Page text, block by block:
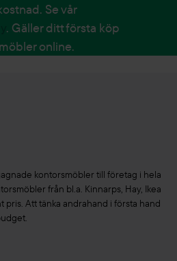
Se vår
. Gäller ditt första köp
online.
kontorsmöbler till företag i hela
från bl.a. Kinnarps, Hay, Ikea
Att tänka andrahand i första hand